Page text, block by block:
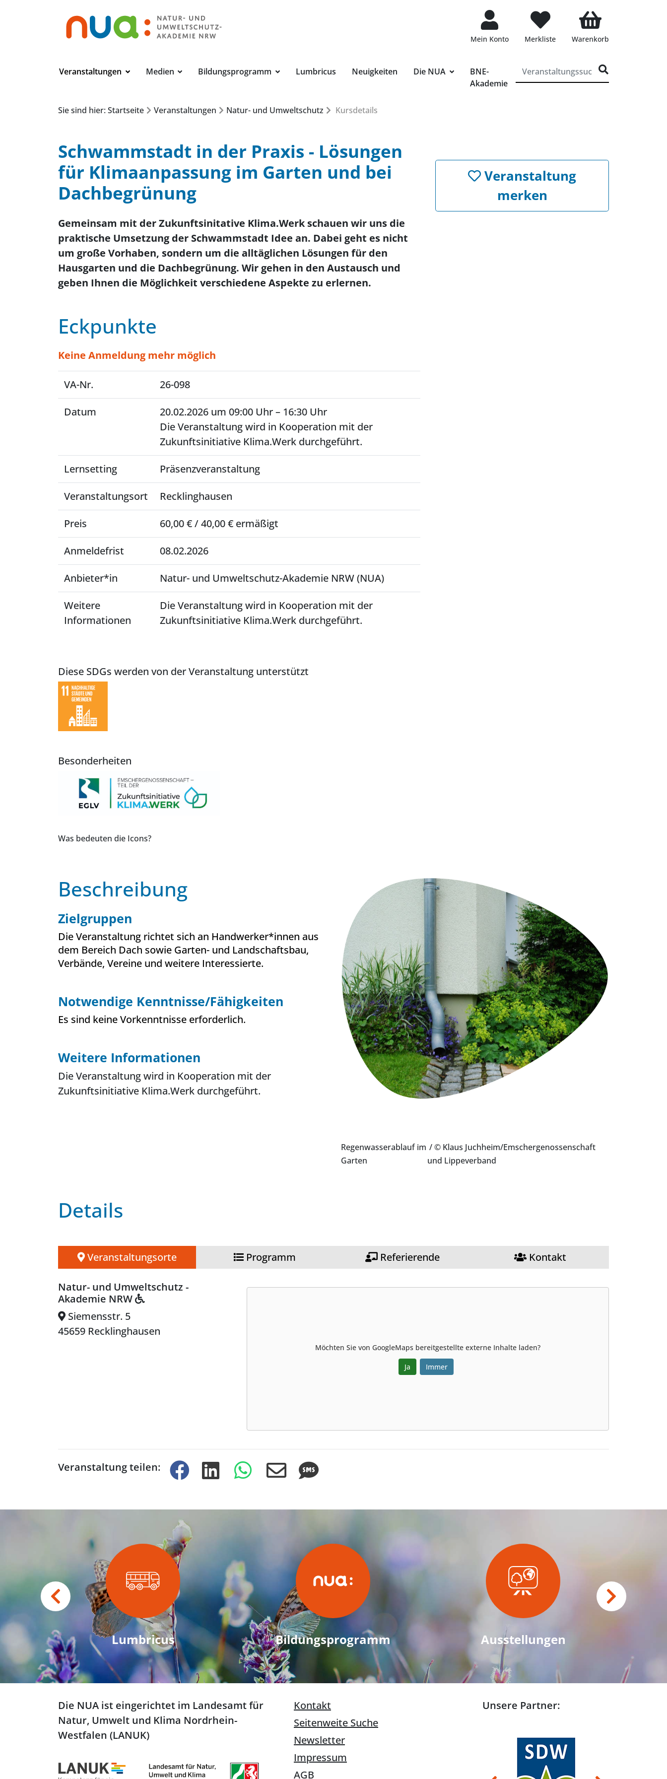
Mein Konto Merkliste Warenkorb
Veranstaltungen Medien Bildungsprogramm Lumbricus Neuigkeiten Die NUA
BNE-
Akademie
Sie sind hier: Startseite Veranstaltungen Natur- und Umweltschutz Kursdetails
Schwammstadt in der Praxis - Lösungen
für Klimaanpassung im Garten und bei
Dachbegrünung
Gemeinsam mit der Zukunftsinitative Klima.Werk schauen wir uns die
praktische Umsetzung der Schwammstadt Idee an. Dabei geht es nicht
um große Vorhaben, sondern um die alltäglichen Lösungen für den
Hausgarten und die Dachbegrünung. Wir gehen in den Austausch und
geben Ihnen die Möglichkeit verschiedene Aspekte zu erlernen.
Eckpunkte
Keine Anmeldung mehr möglich
VA-Nr. 26-098
Datum
20.02.2026 um 09:00 Uhr – 16:30 Uhr
Die Veranstaltung wird in Kooperation mit der
Zukunftsinitiative Klima.Werk durchgeführt.
Lernsetting Präsenzveranstaltung
Veranstaltungsort Recklinghausen
Preis 60,00 € / 40,00 € ermäßigt
Anmeldefrist 08.02.2026
Anbieter*in Natur- und Umweltschutz-Akademie NRW (NUA)
Weitere
Informationen
Die Veranstaltung wird in Kooperation mit der
Zukunftsinitiative Klima.Werk durchgeführt.
Diese SDGs werden von der Veranstaltung unterstützt
Besonderheiten
Was bedeuten die Icons?
Veranstaltung
merken
Beschreibung
Zielgruppen
Die Veranstaltung richtet sich an Handwerker*innen aus
dem Bereich Dach sowie Garten- und Landschaftsbau,
Verbände, Vereine und weitere Interessierte.
Notwendige Kenntnisse/Fähigkeiten
Es sind keine Vorkenntnisse erforderlich.
Weitere Informationen
Die Veranstaltung wird in Kooperation mit der
Zukunftsinitiative Klima.Werk durchgeführt.
Regenwasserablauf im
Garten
/ © Klaus Juchheim/Emschergenossenschaft
und Lippeverband
Details
Veranstaltungsorte Programm Referierende Kontakt
Natur- und Umweltschutz -
Akademie NRW
Siemensstr. 5
45659 Recklinghausen
Möchten Sie von GoogleMaps bereitgestellte externe Inhalte laden?
Ja Immer
Veranstaltung teilen:
Lumbricus Bildungsprogramm Ausstellungen
Die NUA ist eingerichtet im Landesamt für
Natur, Umwelt und Klima Nordrhein-
Westfalen (LANUK)
Kontakt
Seitenweite Suche
Newsletter
Impressum
AGB
Unsere Partner: